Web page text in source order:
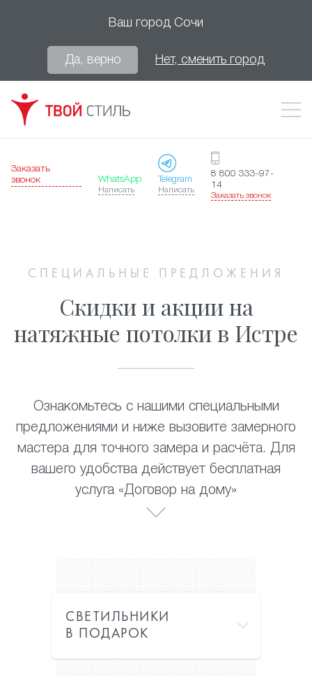
Ваш город Сочи
Да, верно Нет, сменить город
Заказать
звонок
WhatsApp
Написать
Telegram
Написать
8 800 333-97-
14
Заказать звонок
СПЕЦИАЛЬНЫЕ ПРЕДЛОЖЕНИЯ
Скидки и акции на
натяжные потолки в Истре
Ознакомьтесь с нашими специальными
предложениями и ниже вызовите замерного
мастера для точного замера и расчёта. Для
вашего удобства действует бесплатная
услуга «Договор на дому»
СВЕТИЛЬНИКИ
В ПОДАРОК